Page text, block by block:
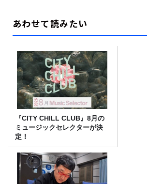
あわせて読みたい
『CITY CHILL CLUB』8月の
ミュージックセレクターが決
定！